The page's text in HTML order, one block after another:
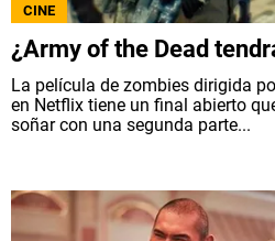
CINE
¿Army of the Dead
La película de zombies dirigida
en Netflix tiene un final abierto
soñar con una segunda parte...